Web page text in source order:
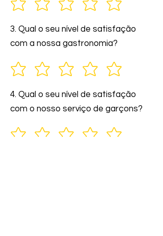
3. Qual o seu nível de satisfação
com a nossa gastronomia?
4. Qual o seu nível de satisfação
com o nosso serviço de garçons?